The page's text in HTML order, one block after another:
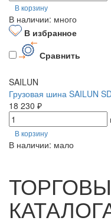
В корзину
В наличии: много
В избранное
Сравнить
SAILUN
Грузовая шина SAILUN
18 230 ₽
В корзину
В наличии: мало